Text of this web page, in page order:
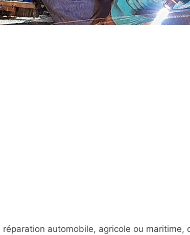
réparation automobile, agricole ou maritime,